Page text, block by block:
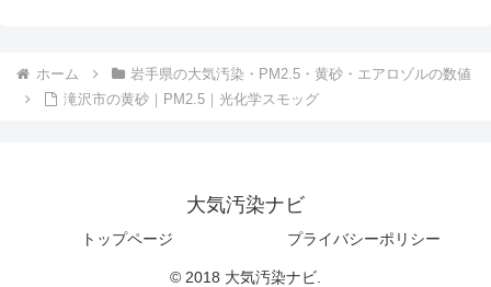
ホーム
岩手県の大気汚染・PM2.5・黄砂・エアロゾルの数値
滝沢市の黄砂｜PM2.5｜光化学スモッグ
大気汚染ナビ
トップページ プライバシーポリシー
© 2018 大気汚染ナビ.